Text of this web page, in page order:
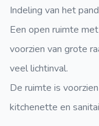
Indeling van het
Een open ruimte
voorzien van grote
veel lichtinval.
De ruimte is
kitchenette en